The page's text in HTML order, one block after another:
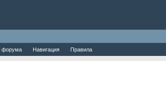
форума Навигация Правила